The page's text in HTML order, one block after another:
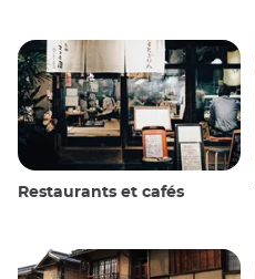
Restaurants et cafés